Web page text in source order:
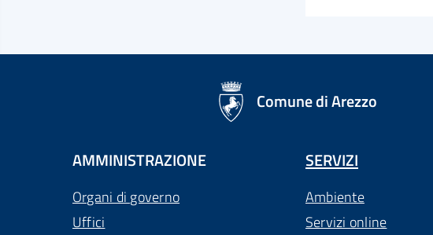
Comune di Arezzo
AMMINISTRAZIONE
Organi di governo
Uffici
SERVIZI
Ambiente
Servizi online